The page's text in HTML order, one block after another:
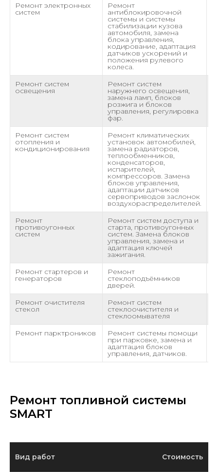
Ремонт электронных
систем
Ремонт
антиблокировочной
системы и системы
стабилизации кузова
автомобиля, замена
блока управления,
кодирование, адаптация
датчиков ускорений и
положения рулевого
колеса.
Ремонт систем
освещения
Ремонт систем
наружнего освещения,
замена ламп, блоков
розжига и блоков
управления, регулировка
фар.
Ремонт систем
отопления и
кондиционирования
Ремонт климатических
установок автомобилей,
замена радиаторов,
теплообменников,
конденсаторов,
испарителей,
компрессоров. Замена
блоков управления,
адаптации датчиков
сервоприводов заслонок
воздухораспределителей.
Ремонт
противоугонных
систем
Ремонт систем доступа и
старта, противоугонных
систем. Замена блоков
управления, замена и
адаптация ключей
зажигания.
Ремонт стартеров и
генераторов
Ремонт
стеклоподъёмников
дверей.
Ремонт очистителя
стекол
Ремонт систем
стеклоочистителя и
стеклоомывателя
Ремонт парктроников Ремонт системы помощи
при парковке, замена и
адаптация блоков
управления, датчиков.
Ремонт топливной системы
SMART
Вид работ Стоимость